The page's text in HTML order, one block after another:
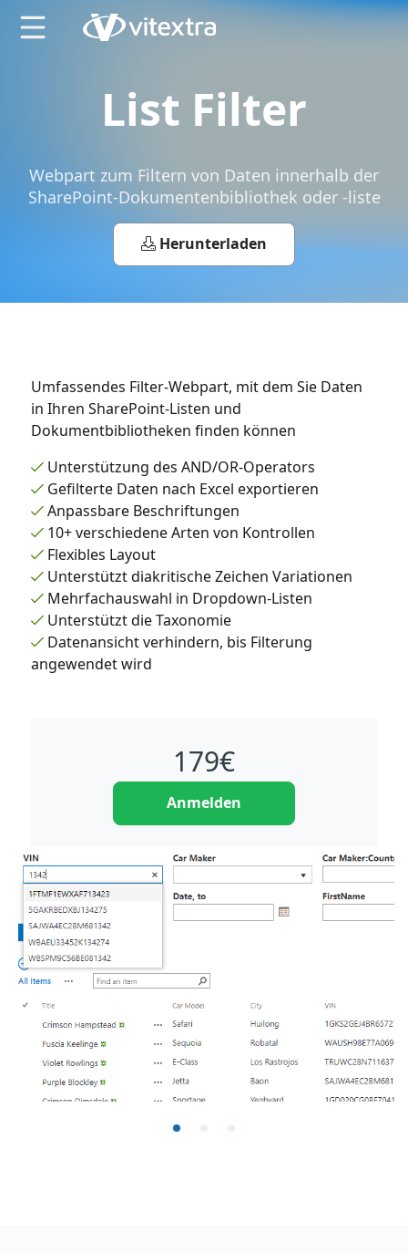
List Filter
Webpart zum Filtern von Daten innerhalb der
SharePoint-Dokumentenbibliothek oder -liste
Herunterladen
Umfassendes Filter-Webpart, mit dem Sie Daten
in Ihren SharePoint-Listen und
Dokumentbibliotheken finden können
Unterstützung des AND/OR-Operators
Gefilterte Daten nach Excel exportieren
Anpassbare Beschriftungen
10+ verschiedene Arten von Kontrollen
Flexibles Layout
Unterstützt diakritische Zeichen Variationen
Mehrfachauswahl in Dropdown-Listen
Unterstützt die Taxonomie
Datenansicht verhindern, bis Filterung
angewendet wird
179€
Anmelden